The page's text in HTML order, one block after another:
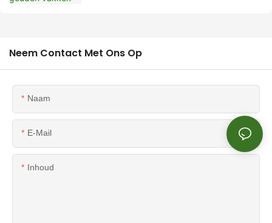
Neem Contact Met Ons Op
Naam
E-Mail
Inhoud